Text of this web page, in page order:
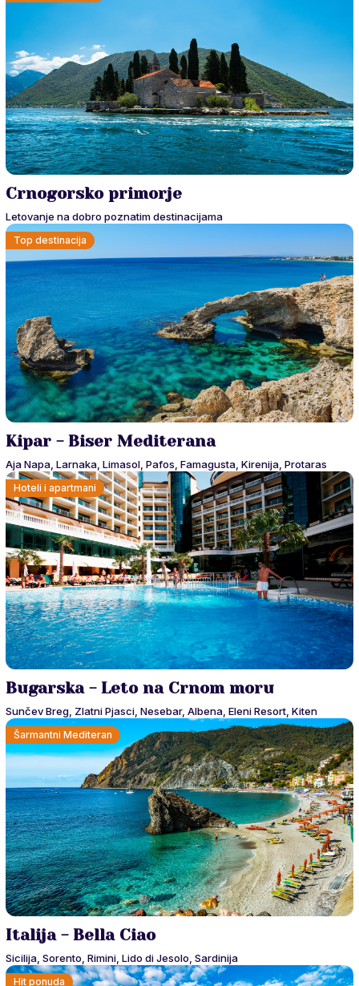
Crnogorsko primorje
Letovanje na dobro poznatim destinacijama
Top destinacija
Kipar - Biser Mediterana
Aja Napa, Larnaka, Limasol, Pafos, Famagusta, Kirenija, Protaras
Hoteli i apartmani
Bugarska - Leto na Crnom moru
Sunčev Breg, Zlatni Pjasci, Nesebar, Albena, Eleni Resort, Kiten
Šarmantni Mediteran
Italija - Bella Ciao
Sicilija, Sorento, Rimini, Lido di Jesolo, Sardinija
Hit ponuda